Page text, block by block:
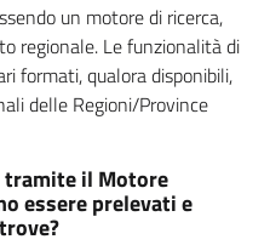
un motore di ricerca,
regionale. Le funzionalità di
formati, qualora disponibili,
delle Regioni/Province
il Motore
essere prelevati e